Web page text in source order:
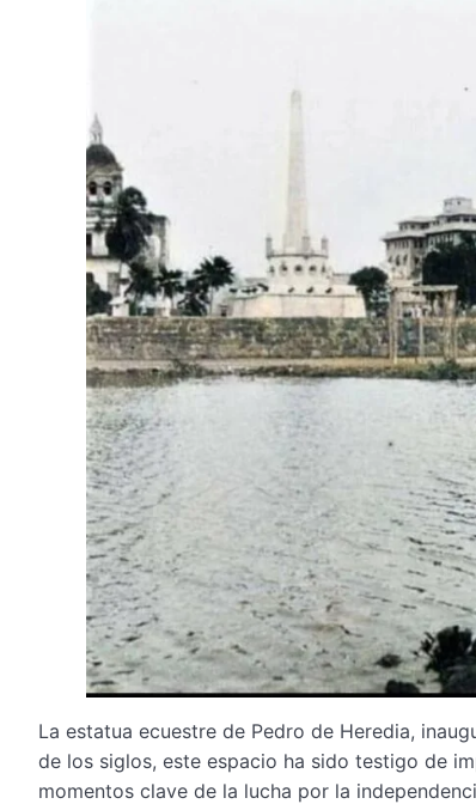
La estatua ecuestre de Pedro de Heredia,
de los siglos, este espacio ha sido testigo de
momentos clave de la lucha por la